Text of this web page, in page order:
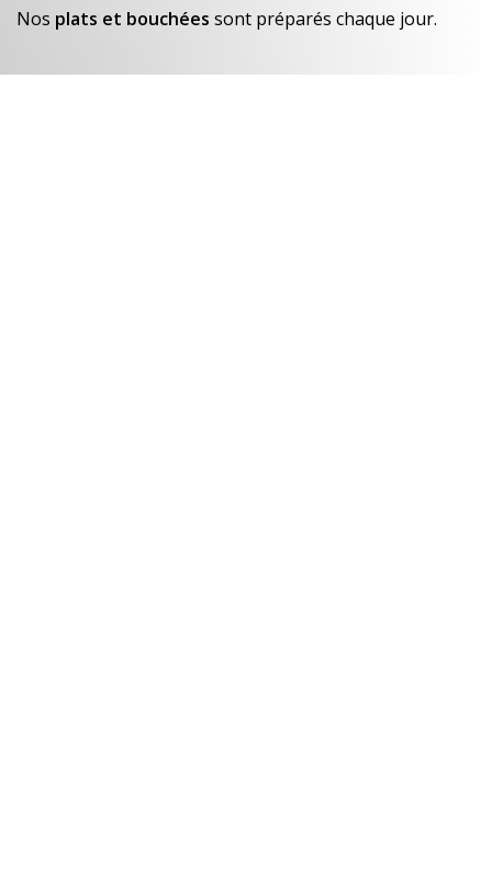
Nos plats et bouchées sont préparés chaque jour.